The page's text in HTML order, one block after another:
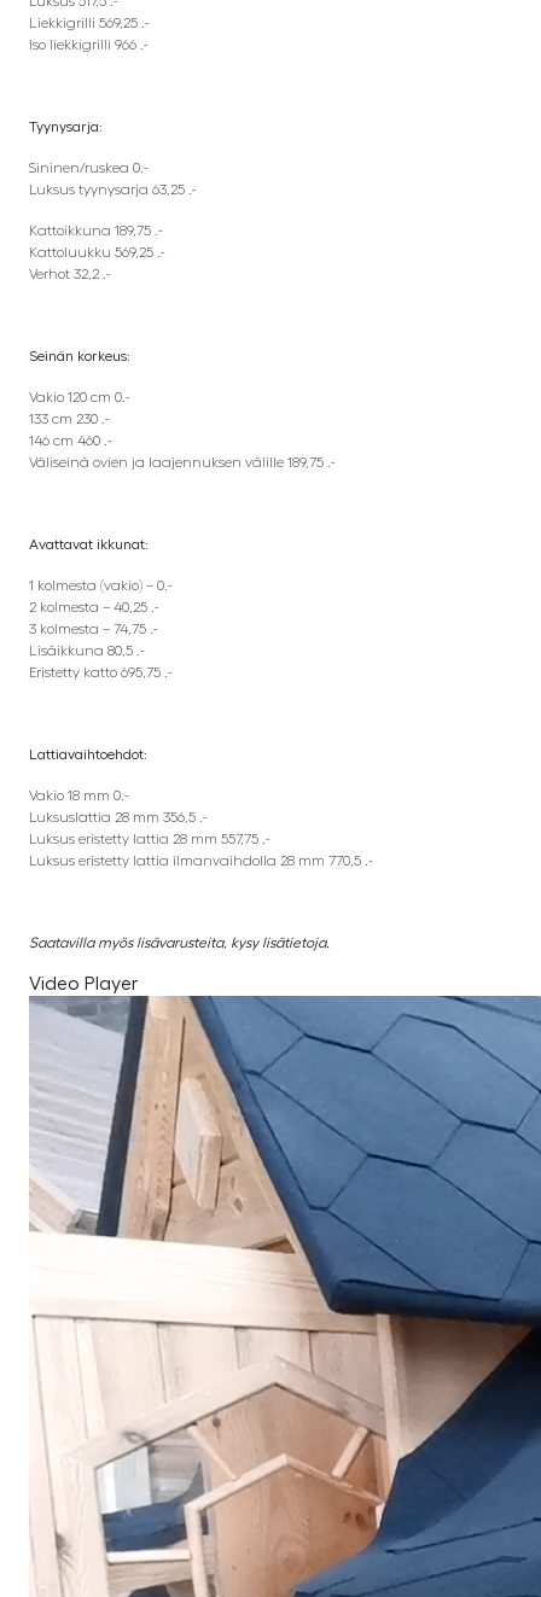
Liekkigrilli 569,25 .-
Iso liekkigrilli 966 .-
Tyynysarja:
Sininen/ruskea 0.-
Luksus tyynysarja 63,25 .-
Kattoikkuna 189,75 .-
Kattoluukku 569,25 .-
Verhot 32,2 .-
Seinän korkeus:
Vakio 120 cm 0.-
133 cm 230 .-
146 cm 460 .-
Väliseinä ovien ja laajennuksen välille 189,75 .-
Avattavat ikkunat:
1 kolmesta (vakio) – 0.-
2 kolmesta – 40,25 .-
3 kolmesta – 74,75 .-
Lisäikkuna 80,5 .-
Eristetty katto 695,75 .-
Lattiavaihtoehdot:
Vakio 18 mm 0.-
Luksuslattia 28 mm 356,5 .-
Luksus eristetty lattia 28 mm 557,75 .-
Luksus eristetty lattia ilmanvaihdolla 28 mm 770,5 .-
Saatavilla myös lisävarusteita, kysy lisätietoja.
Video Player